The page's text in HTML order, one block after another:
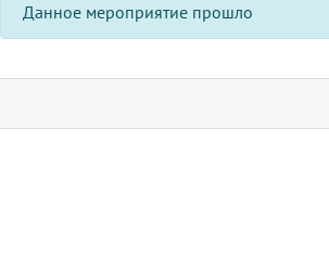
Данное мероприятие прошло